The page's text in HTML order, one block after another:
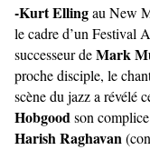
-Kurt Ellingau New
le cadre d’un Festival
successeur deMark
proche disciple, le
scène du jazz a révélé
Hobgoodson
Harish Raghavan